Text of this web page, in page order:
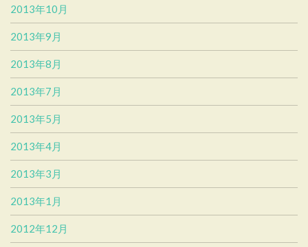
2013年10月
2013年9月
2013年8月
2013年7月
2013年5月
2013年4月
2013年3月
2013年1月
2012年12月